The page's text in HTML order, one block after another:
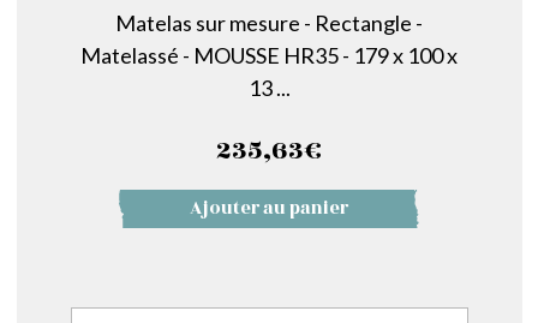
Matelas sur mesure - Rectangle -
Matelassé - MOUSSE HR35 - 179 x 100 x
13 ...
235,63€
Ajouter au panier